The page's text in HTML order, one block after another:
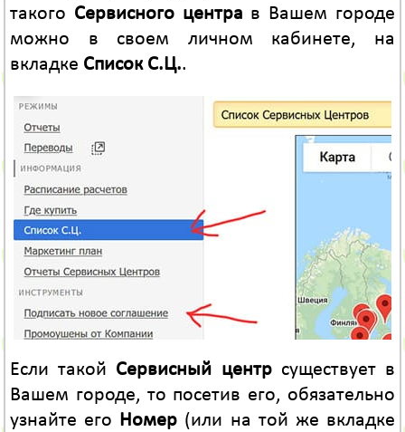
такого Сервисного центра в Вашем городе
можно в своем личном кабинете, на
вкладке Список С.Ц..
Если такой Сервисный центрсуществует в
Вашем городе, то посетив его, обязательно
узнайте его Номер (или на той же вкладке